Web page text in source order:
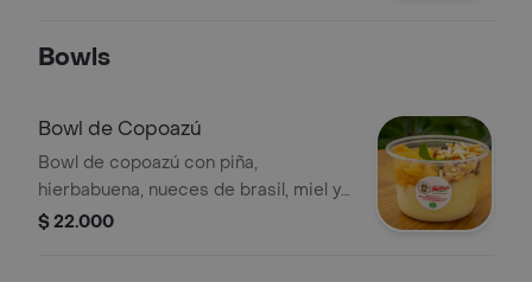
Bowls
Bowl de Copoazú
Bowl de copoazú con piña,
hierbabuena, nueces de brasil, miel y
granola.
$ 22.000